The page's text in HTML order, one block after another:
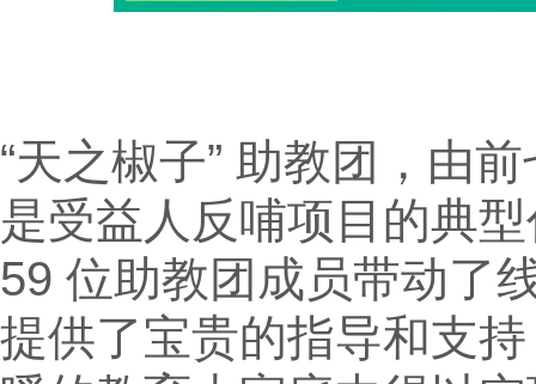
“天之椒子” 助教团，由
是受益人反哺项目的典
59 位助教团成员带动了
提供了宝贵的指导和支